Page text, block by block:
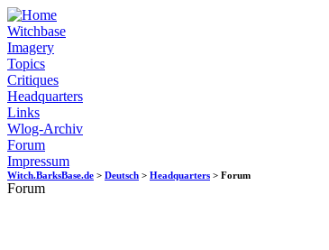
Witchbase
Imagery
Topics
Critiques
Headquarters
Links
Wlog-Archiv
Forum
Impressum
Witch.BarksBase.de > Deutsch > Headquarters > Forum
Forum